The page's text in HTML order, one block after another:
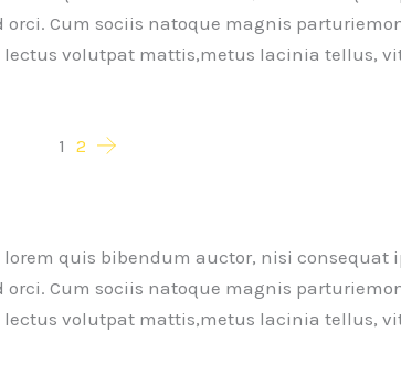
Cum sociis natoque magnis
volutpat mattis,metus lacinia tellus,
1 2
quis bibendum auctor, nisi consequat
Cum sociis natoque magnis
volutpat mattis,metus lacinia tellus,